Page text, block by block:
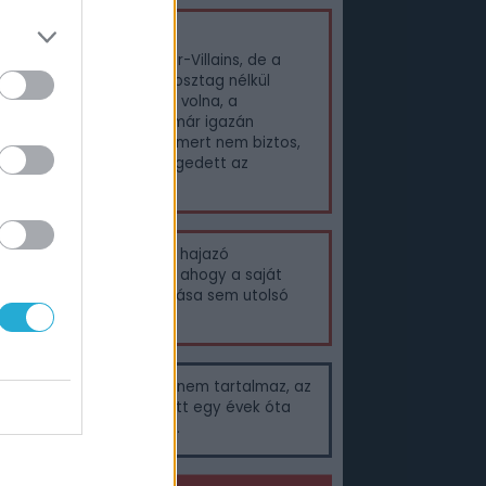
rossz a LEGO DC Super-Villains, de a
Squad – Öngyilkos osztag nélkül
el sem készült volna, a
témát pedig már igazán
a fejlesztők, mert nem biztos,
minden LEGO-fan elégedett az
Squad mozifilmre hajazó
nagyon pofás, ahogy a saját
részletes kreálása sem utolsó
nagy újdonságokat nem tartalmaz, az
cukormázas külső alatt egy évek óta
koncepció rejlik.